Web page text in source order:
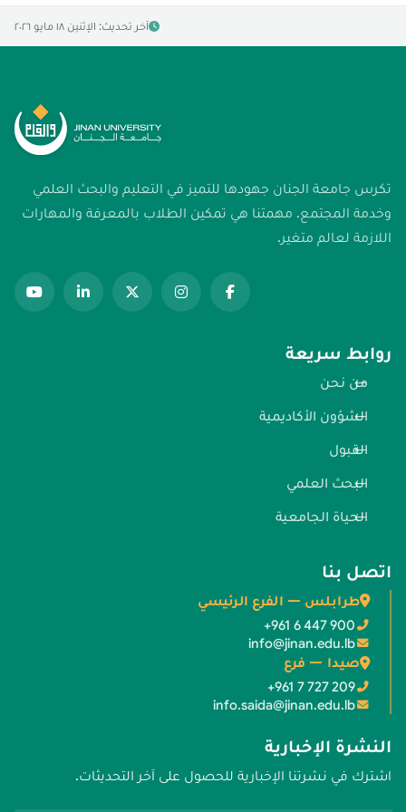
آخر تحديث: الإثنين ١٨ مايو ٢٠٢٦
تكرس جامعة الجنان جهودها للتميز في التعليم والبحث العلمي
وخدمة المجتمع. مهمتنا هي تمكين الطلاب بالمعرفة والمهارات
اللازمة لعالم متغير.
روابط سريعة
من نحن
الشؤون الأكاديمية
القبول
البحث العلمي
الحياة الجامعية
اتصل بنا
طرابلس — الفرع الرئيسي
+961 6 447 900
info@jinan.edu.lb
صيدا — فرع
+961 7 727 209
info.saida@jinan.edu.lb
النشرة الإخبارية
اشترك في نشرتنا الإخبارية للحصول على آخر التحديثات.